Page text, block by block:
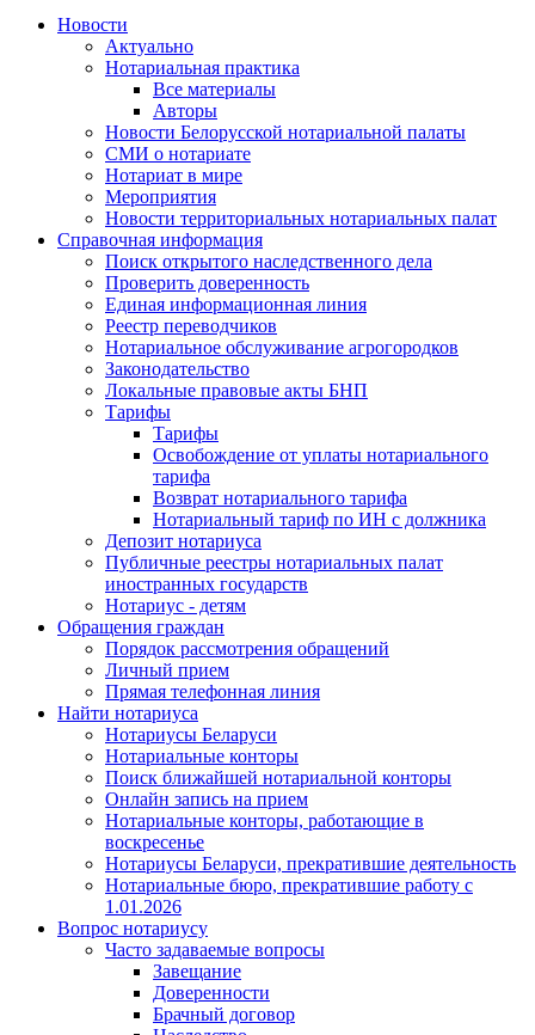
Новости
Актуально
Нотариальная практика
Все материалы
Авторы
Новости Белорусской нотариальной палаты
СМИ о нотариате
Нотариат в мире
Мероприятия
Новости территориальных нотариальных палат
Справочная информация
Поиск открытого наследственного дела
Проверить доверенность
Единая информационная линия
Реестр переводчиков
Нотариальное обслуживание агрогородков
Законодательство
Локальные правовые акты БНП
Тарифы
Тарифы
Освобождение от уплаты нотариального
тарифа
Возврат нотариального тарифа
Нотариальный тариф по ИН с должника
Депозит нотариуса
Публичные реестры нотариальных палат
иностранных государств
Нотариус - детям
Обращения граждан
Порядок рассмотрения обращений
Личный прием
Прямая телефонная линия
Найти нотариуса
Нотариусы Беларуси
Нотариальные конторы
Поиск ближайшей нотариальной конторы
Онлайн запись на прием
Нотариальные конторы, работающие в
воскресенье
Нотариусы Беларуси, прекратившие деятельность
Нотариальные бюро, прекратившие работу с
1.01.2026
Вопрос нотариусу
Часто задаваемые вопросы
Завещание
Доверенности
Брачный договор